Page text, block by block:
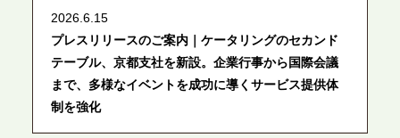
2026.6.15
プレスリリースのご案内｜ケータリングのセカンド
テーブル、京都支社を新設。企業行事から国際会議
まで、多様なイベントを成功に導くサービス提供体
制を強化